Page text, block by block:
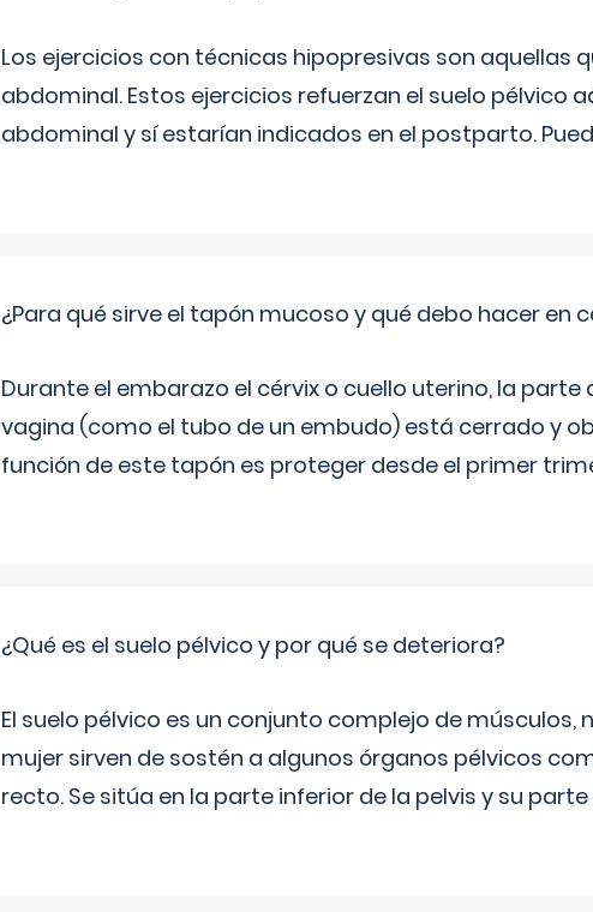
Los ejercicios con técnicas hipopresivas son aquellas
abdominal. Estos ejercicios refuerzan el suelo pélvico
abdominal y sí estarían indicados en el postparto.
¿Para qué sirve el tapón mucoso y qué debo hacer en
Durante el embarazo el cérvix o cuello uterino, la
vagina (como el tubo de un embudo) está cerrado y
función de este tapón es proteger desde el primer
¿Qué es el suelo pélvico y por qué se deteriora?
El suelo pélvico es un conjunto complejo de músculos,
mujer sirven de sostén a algunos órganos pélvicos
recto. Se sitúa en la parte inferior de la pelvis y su